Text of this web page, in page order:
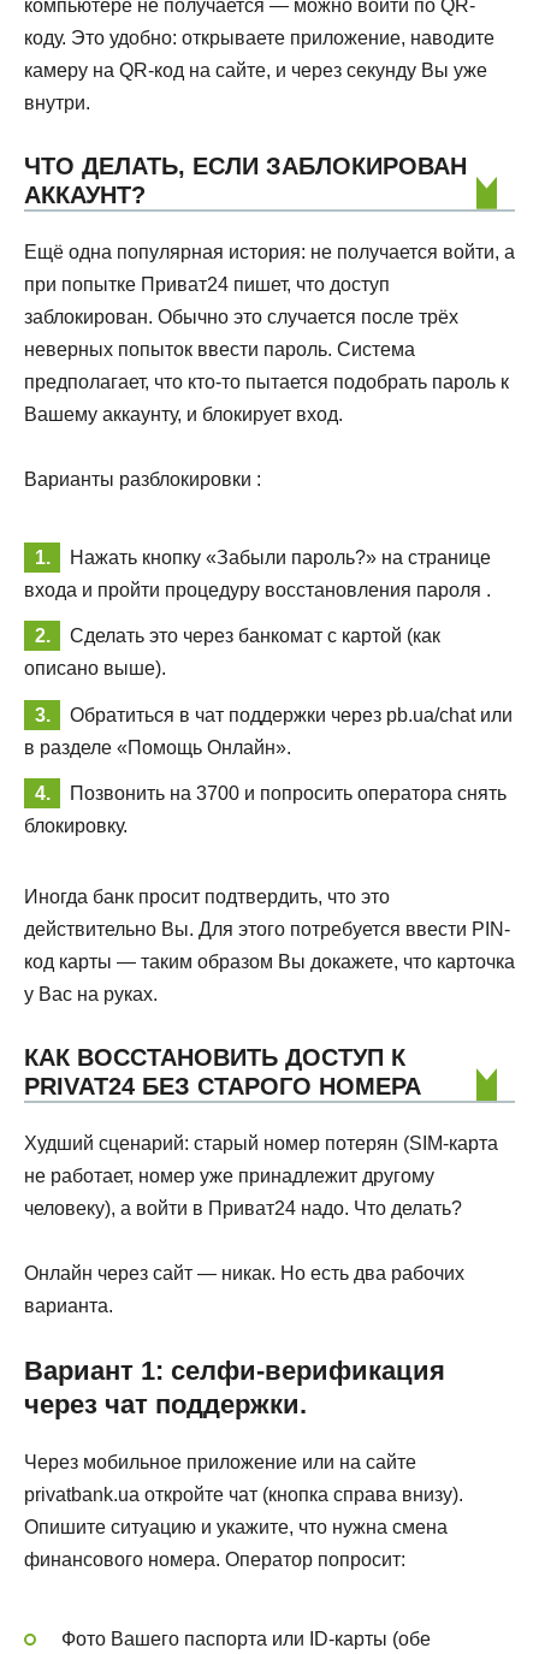
компьютере не получается — можно войти по QR-
коду. Это удобно: открываете приложение, наводите
камеру на QR-код на сайте, и через секунду Вы уже
внутри.
ЧТО ДЕЛАТЬ, ЕСЛИ ЗАБЛОКИРОВАН
АККАУНТ?
Ещё одна популярная история: не получается войти, а
при попытке Приват24 пишет, что доступ
заблокирован. Обычно это случается после трёх
неверных попыток ввести пароль. Система
предполагает, что кто-то пытается подобрать пароль к
Вашему аккаунту, и блокирует вход.
Варианты разблокировки :
Нажать кнопку «Забыли пароль?» на странице
входа и пройти процедуру восстановления пароля .
Сделать это через банкомат с картой (как
описано выше).
Обратиться в чат поддержки через pb.ua/chat или
в разделе «Помощь Онлайн».
Позвонить на 3700 и попросить оператора снять
блокировку.
Иногда банк просит подтвердить, что это
действительно Вы. Для этого потребуется ввести PIN-
код карты — таким образом Вы докажете, что карточка
у Вас на руках.
КАК ВОССТАНОВИТЬ ДОСТУП К
PRIVAT24 БЕЗ СТАРОГО НОМЕРА
Худший сценарий: старый номер потерян (SIM-карта
не работает, номер уже принадлежит другому
человеку), а войти в Приват24 надо. Что делать?
Онлайн через сайт — никак. Но есть два рабочих
варианта.
Вариант 1: селфи-верификация
через чат поддержки.
Через мобильное приложение или на сайте
privatbank.ua откройте чат (кнопка справа внизу).
Опишите ситуацию и укажите, что нужна смена
финансового номера. Оператор попросит:
Фото Вашего паспорта или ID-карты (обе